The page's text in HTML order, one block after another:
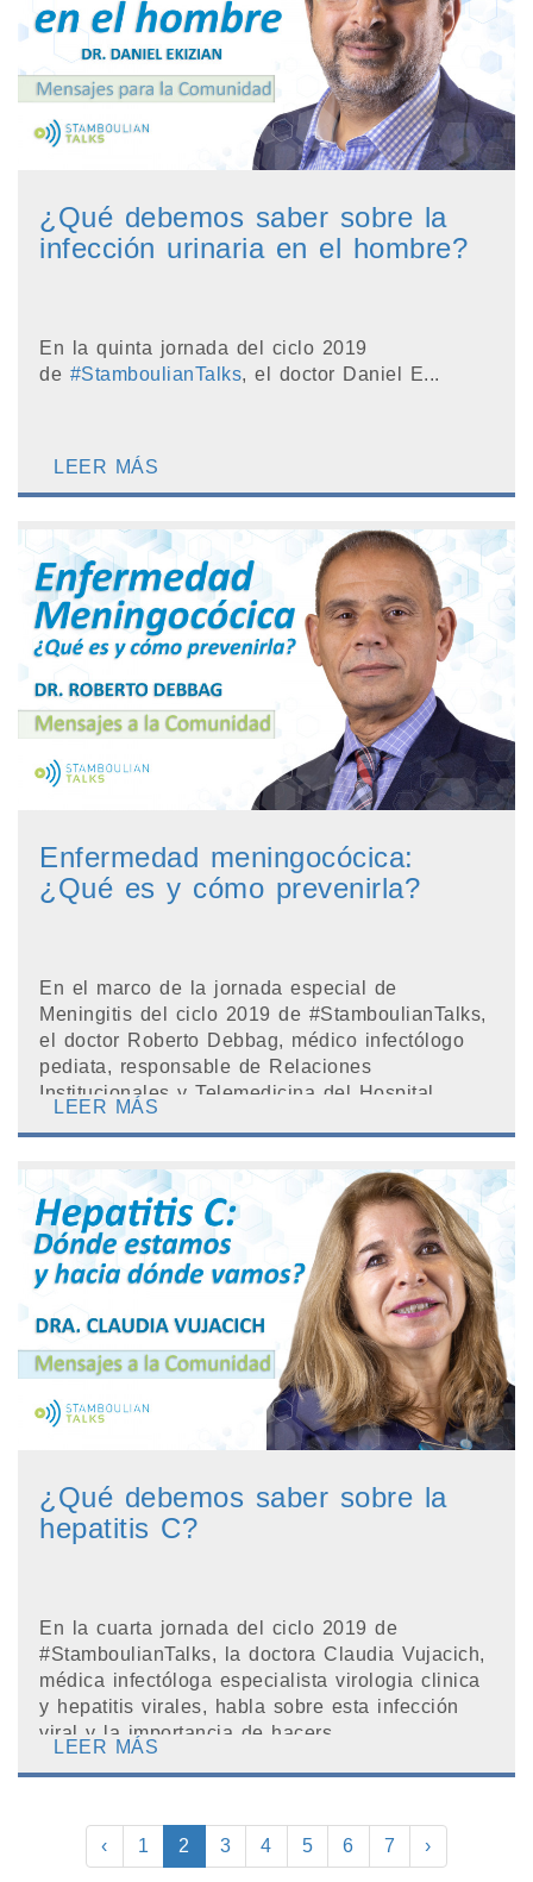
¿Qué debemos saber sobre la
infección urinaria en el hombre?
En la quinta jornada del ciclo 2019
de #StamboulianTalks, el doctor Daniel E...
LEER MÁS
Enfermedad meningocócica:
¿Qué es y cómo prevenirla?
En el marco de la jornada especial de
Meningitis del ciclo 2019 de #StamboulianTalks,
el doctor Roberto Debbag, médico infectólogo
pediata, responsable de Relaciones
Institucionales y Telemedicina del Hospital
Garrahan, acer...
LEER MÁS
¿Qué debemos saber sobre la
hepatitis C?
En la cuarta jornada del ciclo 2019 de
#StamboulianTalks, la doctora Claudia Vujacich,
médica infectóloga especialista virologia clinica
y hepatitis virales, habla sobre esta infección
viral y la importancia de hacers...
LEER MÁS
‹ 1 2 3 4 5 6 7 ›